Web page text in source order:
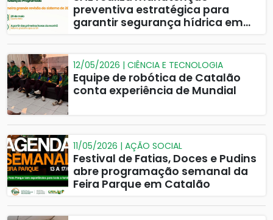
preventiva estratégica para
garantir segurança hídrica em
12/05/2026 | CIÊNCIA E TECNOLOGIA
Equipe de robótica de Catalão
conta experiência de Mundial
11/05/2026 | AÇÃO SOCIAL
Festival de Fatias, Doces e Pudins
abre programação semanal da
Feira Parque em Catalão